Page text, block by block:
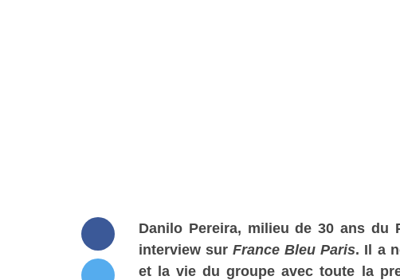
Danilo Pereira, milieu de 30 ans du
interview surFrance Bleu Paris. Il a
et la vie du groupe avec toute la